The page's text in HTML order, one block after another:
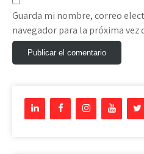
Guarda mi nombre, correo
navegador para la próxima vez